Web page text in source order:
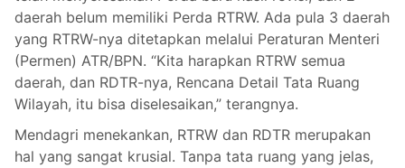
daerah belum memiliki Perda RTRW. Ada pula 3 daerah
yang RTRW-nya ditetapkan melalui Peraturan Menteri
(Permen) ATR/BPN. “Kita harapkan RTRW semua
daerah, dan RDTR-nya, Rencana Detail Tata Ruang
Wilayah, itu bisa diselesaikan,” terangnya.
Mendagri menekankan, RTRW dan RDTR merupakan
hal yang sangat krusial. Tanpa tata ruang yang jelas,